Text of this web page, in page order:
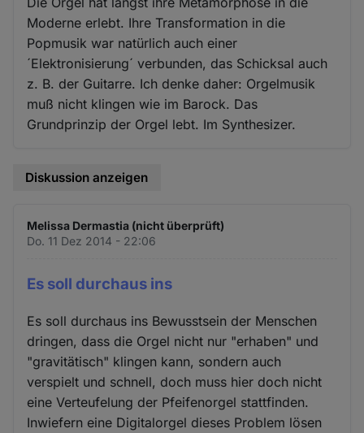
Moderne erlebt. Ihre Transformation in die
Popmusik war natürlich auch einer
´Elektronisierung´ verbunden, das Schicksal auch
z. B. der Guitarre. Ich denke daher: Orgelmusik
muß nicht klingen wie im Barock. Das
Grundprinzip der Orgel lebt. Im Synthesizer.
Diskussion anzeigen
Melissa Dermastia (nicht überprüft)
Do. 11 Dez 2014 - 22:06
Es soll durchaus ins
Es soll durchaus ins Bewusstsein der Menschen
dringen, dass die Orgel nicht nur "erhaben" und
"gravitätisch" klingen kann, sondern auch
verspielt und schnell, doch muss hier doch nicht
eine Verteufelung der Pfeifenorgel stattfinden.
Inwiefern eine Digitalorgel dieses Problem lösen